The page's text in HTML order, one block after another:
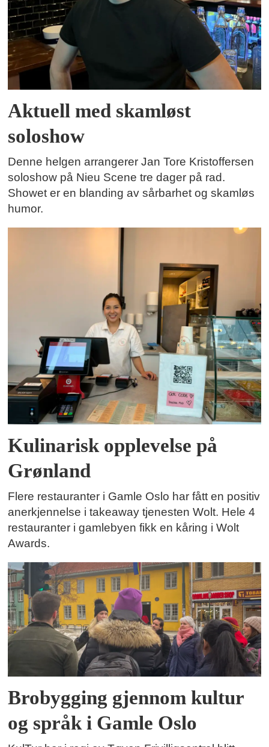
Aktuell med skamløst
soloshow
Denne helgen arrangerer Jan Tore Kristoffersen
soloshow på Nieu Scene tre dager på rad.
Showet er en blanding av sårbarhet og skamløs
humor.
Kulinarisk opplevelse på
Grønland
Flere restauranter i Gamle Oslo har fått en positiv
anerkjennelse i takeaway tjenesten Wolt. Hele 4
restauranter i gamlebyen fikk en kåring i Wolt
Awards.
Brobygging gjennom kultur
og språk i Gamle Oslo